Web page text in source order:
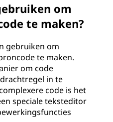
om
te maken?
gebruiken om
te maken.
om code
in te
code is het
speciale teksteditor